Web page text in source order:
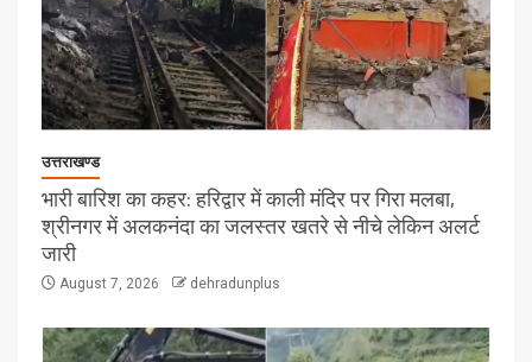
उत्तराखण्ड
भारी बारिश का कहर: हरिद्वार में काली मंदिर पर गिरा मलबा,
श्रीनगर में अलकनंदा का जलस्तर खतरे से नीचे लेकिन अलर्ट
जारी
August 7, 2026 dehradunplus